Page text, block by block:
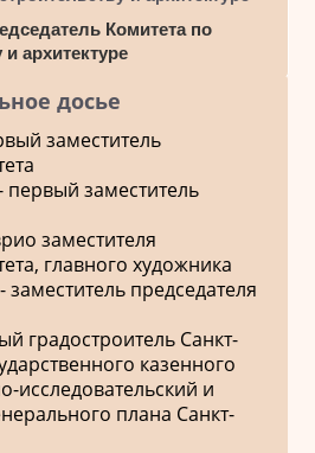
Комитета по
архитектуре
досье
заместитель
первый заместитель
заместителя
главного художника
- заместитель председателя
градостроитель Санкт-
казенного
исследовательский и
плана Санкт-